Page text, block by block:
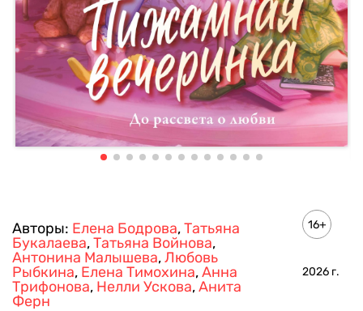
Авторы: Елена Бодрова,Татьяна
Букалаева,Татьяна Войнова,
Антонина Малышева,Любовь
Рыбкина, Елена Тимохина,Анна
Трифонова, Нелли Ускова,Анита
Ферн
16+
2026 г.